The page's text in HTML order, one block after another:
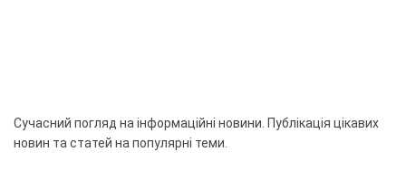
Сучасний погляд на інформаційні новини. Публікація цікавих
новин та статей на популярні теми.